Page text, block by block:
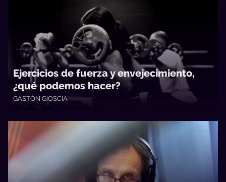
Ejercicios de fuerza y envejecimiento,
¿qué podemos hacer?
GASTÓN GIOSCIA
No Toquen Nada • 15/07/2026